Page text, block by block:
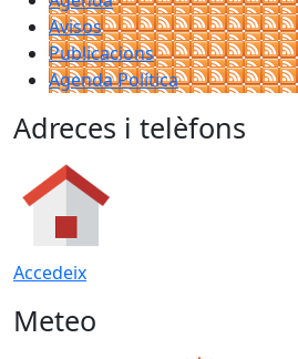
Avisos
Publicacions
Agenda Política
Adreces i telèfons
Accedeix
Meteo